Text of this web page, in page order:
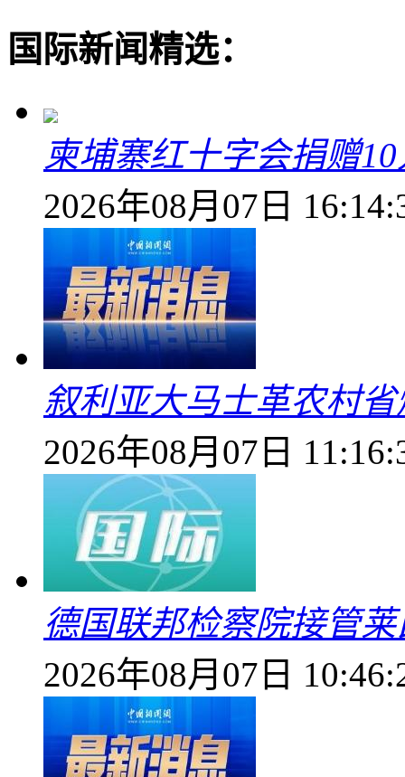
国际新闻精选：
柬埔寨红十字会捐赠
2026年08月07日
叙利亚大马士革农村
2026年08月07日
德国联邦检察院接管
2026年08月07日